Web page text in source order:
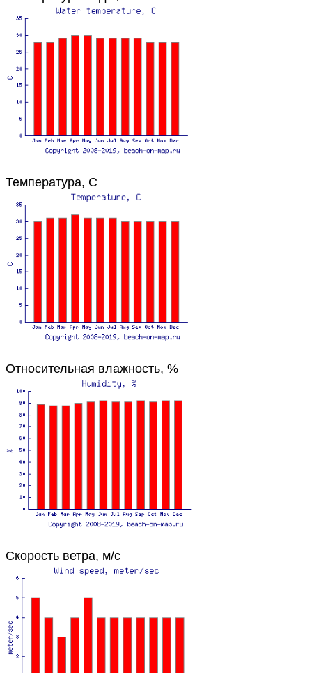
Температура, C
Относительная влажность, %
Скорость ветра, м/с